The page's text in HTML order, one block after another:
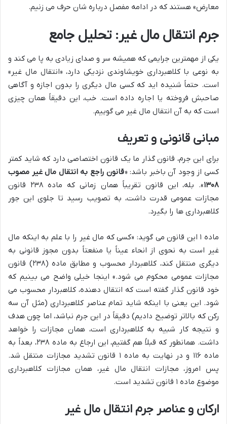
معارض» هستند که در ادامه مفصل درباره شان حرف می زنیم.
جرم انتقال مال غیر: تحلیل جامع
یکی از مهمترین جرایمی که همیشه سر و صدای زیادی به پا می کند و
به نوعی با کلاهبرداری خویشاوندی نزدیکی دارد، «انتقال مال غیر»
است. حتماً شنیده اید که کسی مال دیگری را بدون اجازه و آگاهی
صاحبش فروخته یا اجاره داده است. خب، این دقیقاً همان چیزی
است که به آن انتقال مال غیر می گوییم.
مبانی قانونی و تعریف
برای این جرم، قانون گذار ما یک قانون اختصاصی دارد که شاید کمتر
کسی از وجود آن باخبر باشد: «قانون راجع به انتقال مال غیر مصوب
۱۳۰۸
». بله، این قانون تقریباً همان زمانی که ماده ۲۳۸ قانون
مجازات عمومی قدرت داشت، به تصویب رسید تا جلوی این جور
کلاهبرداری ها را بگیرد.
ماده ۱ این قانون می گوید: «کسی که مال غیر را با علم به اینکه مال
غیر است به نحوی از انحاء عیناً یا منفعتاً بدون مجوز قانونی به
دیگری منتقل کند، کلاهبردار محسوب و مطابق ماده (۲۳۸) قانون
مجازات عمومی محکوم می شود.» اینجا خیلی واضح می بینیم که
خود قانون گذار گفته است که انتقال دهنده، کلاهبردار محسوب می
شود. این یعنی با اینکه شاید تمام عناصر کلاهبرداری (مثل آن سه
رکن که بالاتر توضیح دادیم) دقیقاً در این جرم نباشد، اما چون هدف
و نتیجه کار شبیه به کلاهبرداری است، همان مجازات را خواهد
داشت. همانطور که قبلاً هم گفتیم، این ارجاع به ماده ۲۳۸، بعداً به
ماده ۱۱۶ و در نهایت به ماده ۱ قانون تشدید مجازات منتقل شد.
پس امروز، مجازات انتقال مال غیر، همان مجازات کلاهبرداری
موضوع ماده ۱ قانون تشدید است.
ارکان و عناصر جرم انتقال مال غیر